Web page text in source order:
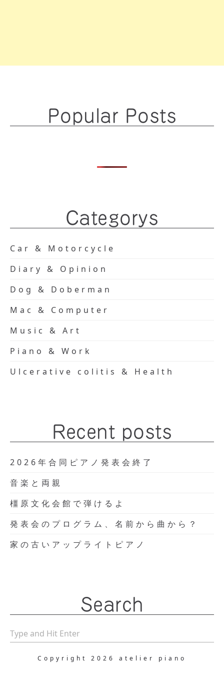
Popular Posts
Categorys
Car & Motorcycle
Diary & Opinion
Dog & Doberman
Mac & Computer
Music & Art
Piano & Work
Ulcerative colitis & Health
Recent posts
2026年合同ピアノ発表会終了
音楽と両親
橿原文化会館で弾けるよ
発表会のプログラム、名前から曲から？
家の古いアップライトピアノ
Search
Copyright 2026 atelier piano